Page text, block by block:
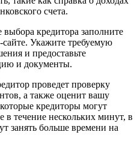
счета.
выбора кредитора заполните
сайте. Укажите требуемую
и предоставьте
и документы.
проведет проверку
а также оценит вашу
кредиторы могут
в течение нескольких минут, в
занять больше времени на